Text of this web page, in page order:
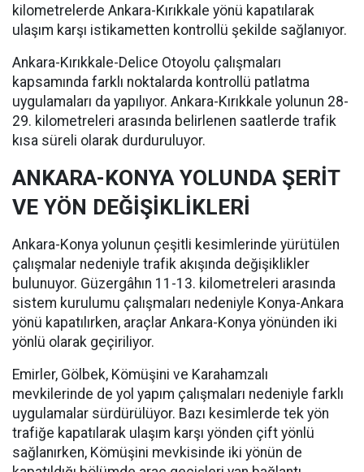
kilometrelerde Ankara-Kırıkkale yönü kapatılarak
ulaşım karşı istikametten kontrollü şekilde sağlanıyor.
Ankara-Kırıkkale-Delice Otoyolu çalışmaları
kapsamında farklı noktalarda kontrollü patlatma
uygulamaları da yapılıyor. Ankara-Kırıkkale yolunun 28-
29. kilometreleri arasında belirlenen saatlerde trafik
kısa süreli olarak durduruluyor.
ANKARA-KONYA YOLUNDA ŞERİT
VE YÖN DEĞİŞİKLİKLERİ
Ankara-Konya yolunun çeşitli kesimlerinde yürütülen
çalışmalar nedeniyle trafik akışında değişiklikler
bulunuyor. Güzergâhın 11-13. kilometreleri arasında
sistem kurulumu çalışmaları nedeniyle Konya-Ankara
yönü kapatılırken, araçlar Ankara-Konya yönünden iki
yönlü olarak geçiriliyor.
Emirler, Gölbek, Kömüşini ve Karahamzalı
mevkilerinde de yol yapım çalışmaları nedeniyle farklı
uygulamalar sürdürülüyor. Bazı kesimlerde tek yön
trafiğe kapatılarak ulaşım karşı yönden çift yönlü
sağlanırken, Kömüşini mevkisinde iki yönün de